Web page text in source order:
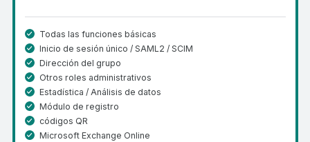
Todas las funciones básicas
Inicio de sesión único / SAML2 / SCIM
Dirección del grupo
Otros roles administrativos
Estadística / Análisis de datos
Módulo de registro
códigos QR
Microsoft Exchange Online